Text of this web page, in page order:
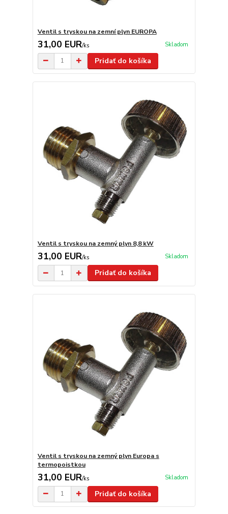
Ventil s tryskou na zemní plyn EUROPA
31,00 EUR/ks Skladom
Pridať do košíka
Ventil s tryskou na zemný plyn 8,8 kW
31,00 EUR/ks Skladom
Pridať do košíka
Ventil s tryskou na zemný plyn Europa s
termopoistkou
31,00 EUR/ks Skladom
Pridať do košíka